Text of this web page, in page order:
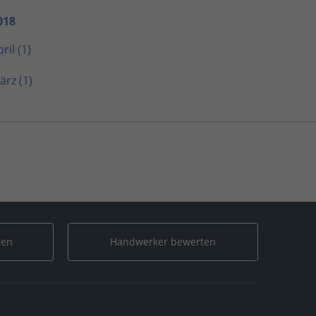
(1)
(1)
Handwerker bewerten